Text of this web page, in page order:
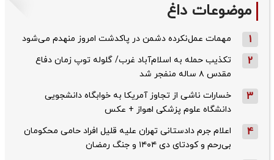
موضوعات داغ
1 مهمات عمل‌نکرده دشمن در پاکدشت امروز منهدم می‌شود
2
تکذیب حمله به اسلام‌آباد غرب/ گلوله توپ زمان دفاع
مقدس ۸ ساله منفجر شد
3
خسارات ناشی از تجاوز آمریکا به خوابگاه دانشجویی
دانشگاه علوم پزشکی اهواز + عکس
4
اعلام جرم دادستانی تهران علیه قلیل افراد حامی محکومان
بی‌رحم و کودتای دی‌ ۱۴۰۴ و جنگ رمضان